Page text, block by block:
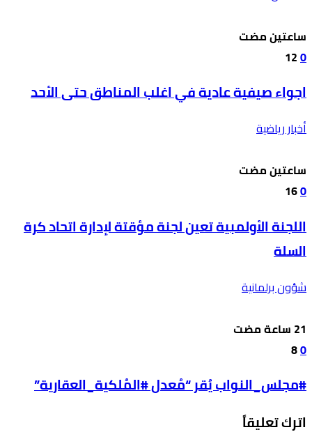
‫‫‫‏‫ساعتين مضت‬
0
12
اجواء صيفية عادية في اغلب المناطق حتى الأحد
أخبار رياضية
‫‫‫‏‫ساعتين مضت‬
0
16
اللجنة الأولمبية تعين لجنة مؤقتة لإدارة اتحاد كرة
السلة
شؤون برلمانية
0
8
#مجلس_النواب يُقر “مُعدل #المُلكية_العقارية”
اترك تعليقاً